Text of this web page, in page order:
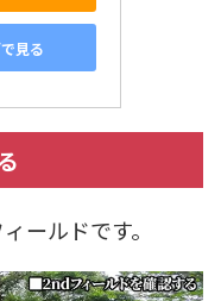
見る
ールドです。